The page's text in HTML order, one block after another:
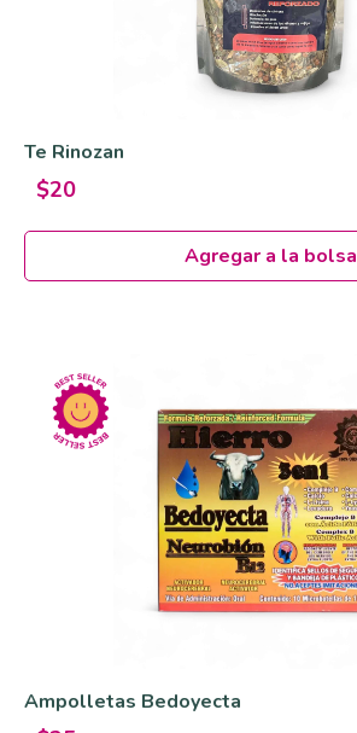
Te Rinozan
$20
Agregar a la bolsa
Ampolletas Bedoyecta